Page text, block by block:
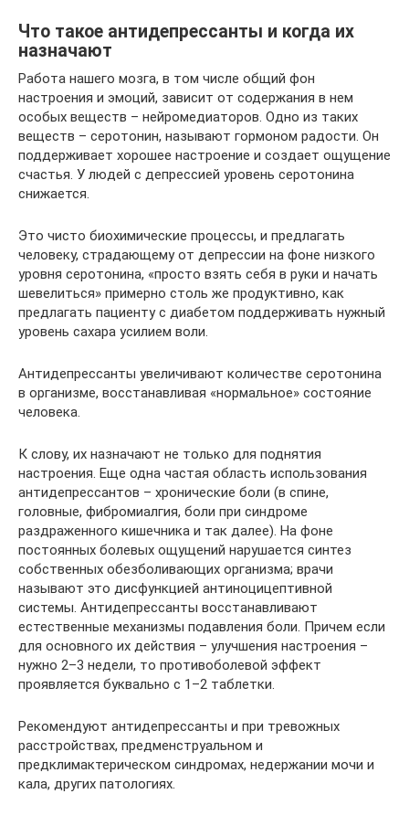
Что такое антидепрессанты и когда их
назначают
Работа нашего мозга, в том числе общий фон
настроения и эмоций, зависит от содержания в нем
особых веществ – нейромедиаторов. Одно из таких
веществ – серотонин, называют гормоном радости. Он
поддерживает хорошее настроение и создает ощущение
счастья. У людей с депрессией уровень серотонина
снижается.
Это чисто биохимические процессы, и предлагать
человеку, страдающему от депрессии на фоне низкого
уровня серотонина, «просто взять себя в руки и начать
шевелиться» примерно столь же продуктивно, как
предлагать пациенту с диабетом поддерживать нужный
уровень сахара усилием воли.
Антидепрессанты увеличивают количестве серотонина
в организме, восстанавливая «нормальное» состояние
человека.
К слову, их назначают не только для поднятия
настроения. Еще одна частая область использования
антидепрессантов – хронические боли (в спине,
головные, фибромиалгия, боли при синдроме
раздраженного кишечника и так далее). На фоне
постоянных болевых ощущений нарушается синтез
собственных обезболивающих организма; врачи
называют это дисфункцией антиноцицептивной
системы. Антидепрессанты восстанавливают
естественные механизмы подавления боли. Причем если
для основного их действия – улучшения настроения –
нужно 2–3 недели, то противоболевой эффект
проявляется буквально с 1–2 таблетки.
Рекомендуют антидепрессанты и при тревожных
расстройствах, предменструальном и
предклимактерическом синдромах, недержании мочи и
кала, других патологиях.